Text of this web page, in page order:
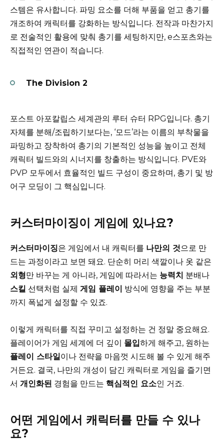
스템은 유사합니다. 파밍 요소를 더해 부품을 얻고 총기를
개조하여 캐릭터를 강화하는 방식입니다. 전작과 마찬가지
로 전술적인 활용에 맞춰 총기를 세팅하지만, e스포츠와는
직접적인 연관이 적습니다.
The Division 2
포스트 아포칼립스 세계관의 루터 슈터 RPG입니다. 총기
자체를 분해/조립하기보다는, ‘모드’라는 이름의 부착물을
파밍하고 장착하여 총기의 기본적인 성능을 높이고 전체
캐릭터 빌드와의 시너지를 창출하는 방식입니다. PVE와
PVP 모두에서 효율적인 빌드 구성이 중요하며, 총기 및 방
어구 모딩이 그 핵심입니다.
커스터마이징이 게임에 있나요?
커스터마이징은 게임에서 내 캐릭터를 나만의 것으로 만
드는 과정이라고 보면 돼요. 단순히 머리 색깔이나 옷 같은
외형만 바꾸는 게 아니라, 게임에 따라서는 능력치 분배나
스킬 선택처럼 실제 게임 플레이 방식에 영향을 주는 부분
까지 폭넓게 설정할 수 있죠.
이렇게 캐릭터를 직접 꾸미고 설정하는 건 정말 중요해요.
플레이어가 게임 세계에 더 깊이 몰입하게 해주고, 원하는
플레이 스타일이나 전략을 마음껏 시도해 볼 수 있게 해주
거든요. 결국, 나만의 개성이 담긴 캐릭터로 게임을 즐기면
서 개인화된 경험을 만드는 핵심적인 요소인 거죠.
어떤 게임에서 캐릭터를 만들 수 있나
요?